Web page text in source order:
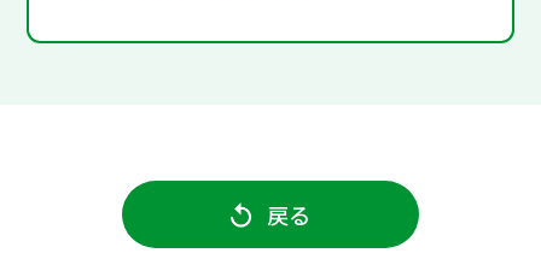
戻る